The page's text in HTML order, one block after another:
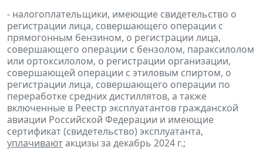
- налогоплательщики, имеющие свидетельство о
регистрации лица, совершающего операции с
прямогонным бензином, о регистрации лица,
совершающего операции с бензолом, параксилолом
или ортоксилолом, о регистрации организации,
совершающей операции с этиловым спиртом, о
регистрации лица, совершающего операции по
переработке средних дистиллятов, а также
включенные в Реестр эксплуатантов гражданской
авиации Российской Федерации и имеющие
сертификат (свидетельство) эксплуатанта,
уплачиваютакцизы за декабрь 2024 г.;